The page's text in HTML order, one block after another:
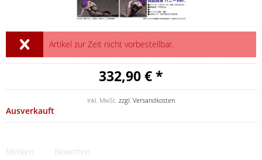
Artikel zur Zeit nicht vorbestellbar.
332,90 € *
inkl. MwSt. zzgl. Versandkosten
Ausverkauft
Merken Bewerten